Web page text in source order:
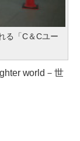
る「C＆Cユー
world－世